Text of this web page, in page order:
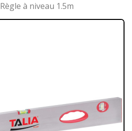
Règle à niveau 1.5m